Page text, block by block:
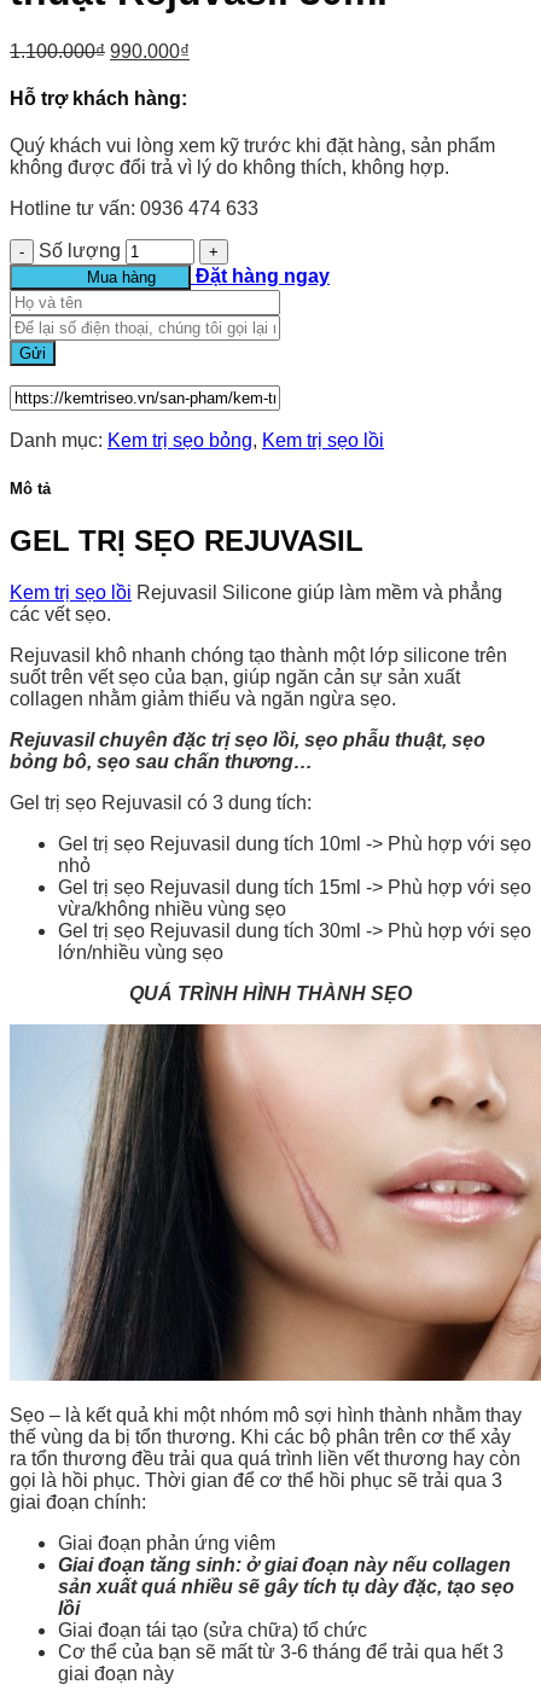
1.100.000₫ 990.000₫
Hỗ trợ khách hàng:
Quý khách vui lòng xem kỹ trước khi đặt hàng, sản phẩm
không được đổi trả vì lý do không thích, không hợp.
Hotline tư vấn: 0936 474 633
Số lượng
Mua hàng Đặt hàng ngay
Danh mục: Kem trị sẹo bỏng, Kem trị sẹo lồi
Mô tả
GEL TRỊ SẸO REJUVASIL
Kem trị sẹo lồi Rejuvasil Silicone giúp làm mềm và phẳng
các vết sẹo.
Rejuvasil khô nhanh chóng tạo thành một lớp silicone trên
suốt trên vết sẹo của bạn, giúp ngăn cản sự sản xuất
collagen nhằm giảm thiểu và ngăn ngừa sẹo.
Rejuvasil chuyên đặc trị sẹo lồi, sẹo phẫu thuật, sẹo
bỏng bô, sẹo sau chấn thương…
Gel trị sẹo Rejuvasil có 3 dung tích:
Gel trị sẹo Rejuvasil dung tích 10ml -> Phù hợp với sẹo
nhỏ
Gel trị sẹo Rejuvasil dung tích 15ml -> Phù hợp với sẹo
vừa/không nhiều vùng sẹo
Gel trị sẹo Rejuvasil dung tích 30ml -> Phù hợp với sẹo
lớn/nhiều vùng sẹo
QUÁ TRÌNH HÌNH THÀNH SẸO
Sẹo – là kết quả khi một nhóm mô sợi hình thành nhằm thay
thế vùng da bị tổn thương. Khi các bộ phân trên cơ thể xảy
ra tổn thương đều trải qua quá trình liền vết thương hay còn
gọi là hồi phục. Thời gian để cơ thể hồi phục sẽ trải qua 3
giai đoạn chính:
Giai đoạn phản ứng viêm
Giai đoạn tăng sinh: ở giai đoạn này nếu collagen
sản xuất quá nhiều sẽ gây tích tụ dày đặc, tạo sẹo
lồi
Giai đoạn tái tạo (sửa chữa) tổ chức
Cơ thể của bạn sẽ mất từ 3-6 tháng để trải qua hết 3
giai đoạn này